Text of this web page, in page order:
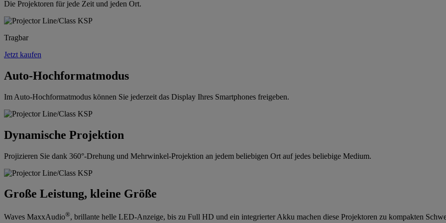
Die Projektoren für jede Zeit und jeden Ort.
Tragbar
Jetzt kaufen
Auto-Hochformatmodus
Im Auto-Hochformatmodus können Sie jederzeit das Display Ihres Smartphones freigeben.
Dynamische Projektion
Projizieren Sie dank 360°-Drehung und Mehrwinkel-Projektion an jedem beliebigen Ort auf jedes beliebige Medium.
Große Leistung, kleine Größe
Waves MaxxAudio®, brillante helle LED-Anzeige, bis zu Full HD und ein integrierter Akku machen diese Projektoren zu kompakten